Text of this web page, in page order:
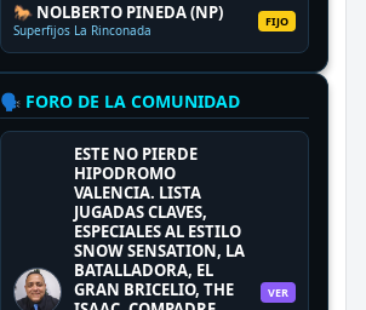
🐎 NOLBERTO PINEDA (NP)
Superfijos La Rinconada
FIJO
🗣️ FORO DE LA COMUNIDAD
ESTE NO PIERDE
HIPODROMO
VALENCIA. LISTA
JUGADAS CLAVES,
ESPECIALES AL ESTILO
SNOW SENSATION, LA
BATALLADORA, EL
GRAN BRICELIO, THE
VER